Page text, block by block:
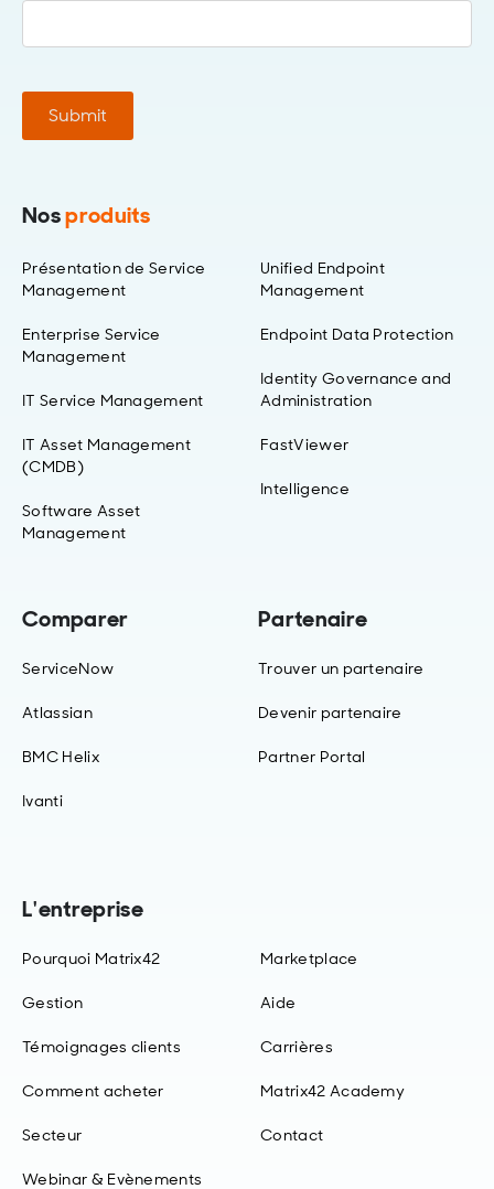
Submit
Nosproduits
Présentation de Service
Management
Enterprise Service
Management
IT Service Management
IT Asset Management
(CMDB)
Software Asset
Management
Unified Endpoint
Management
Endpoint Data Protection
Identity Governance and
Administration
FastViewer
Intelligence
Comparer
ServiceNow
Atlassian
BMC Helix
Ivanti
L'entreprise
Pourquoi Matrix42
Gestion
Témoignages clients
Comment acheter
Secteur
Webinar & Evènements
Marketplace
Aide
Carrières
Matrix42 Academy
Contact
Partenaire
Trouver un partenaire
Devenir partenaire
Partner Portal